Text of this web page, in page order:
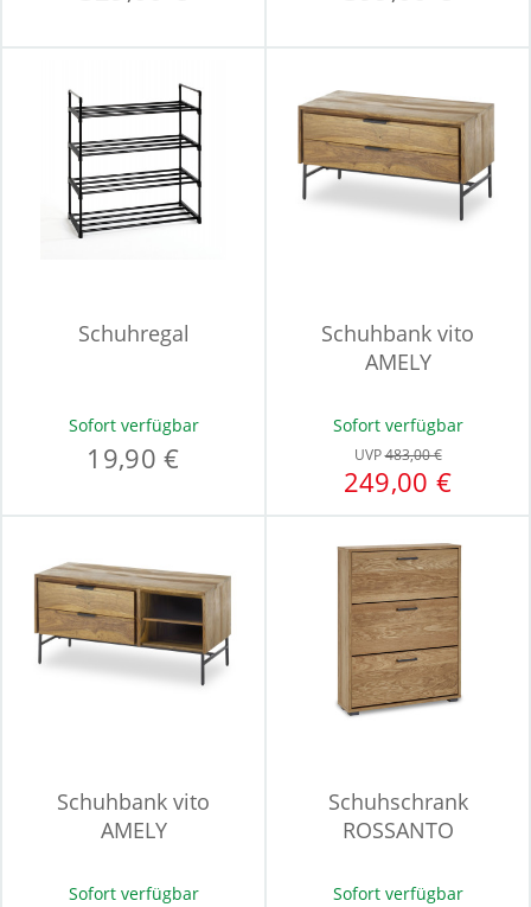
Schuhregal
Sofort verfügbar
19,90 €
Schuhbank vito
AMELY
Sofort verfügbar
UVP483,00 €
249,00 €
Schuhbank vito
AMELY
Sofort verfügbar
Schuhschrank
ROSSANTO
Sofort verfügbar